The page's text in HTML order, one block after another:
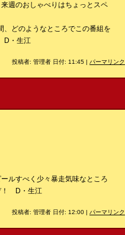
週のおしゃべりはちょっとスペ
どのようなところでこの番組を
D・生江
投稿者: 管理者 日付: 11:45 | パーマリンク
ルすべく少々暴走気味なところ
！ D・生江
投稿者: 管理者 日付: 12:00 | パーマリンク